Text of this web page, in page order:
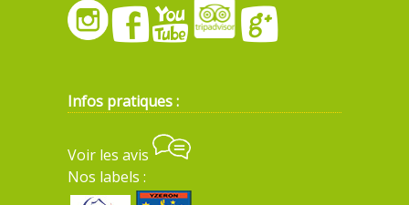
Infos pratiques :
Voir les avis
Nos labels :